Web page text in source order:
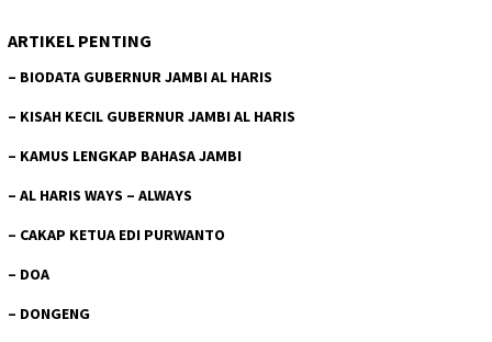
ARTIKEL PENTING
– BIODATA GUBERNUR JAMBI AL HARIS
– KISAH KECIL GUBERNUR JAMBI AL HARIS
– KAMUS LENGKAP BAHASA JAMBI
– AL HARIS WAYS – ALWAYS
– CAKAP KETUA EDI PURWANTO
– DOA
– DONGENG